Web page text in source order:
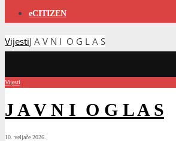
eCITIZEN
VijestiJ A V N I O G L A S
Vijesti
J A V N I O G L A S
10. veljače 2026.